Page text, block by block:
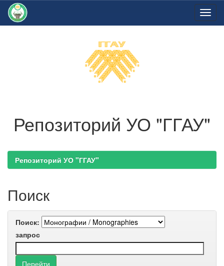
Репозиторий УО "ГГАУ"
Репозиторий УО "ГГАУ"
Поиск
Поиск:
запрос